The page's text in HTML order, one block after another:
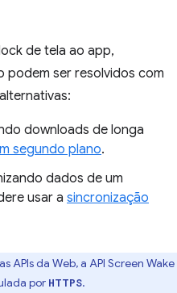
de tela ao app,
podem ser resolvidos com
downloads de longa
segundo plano.
dados de um
usar a sincronização
APIs da Web, a API Screen Wake
por HTTPS.